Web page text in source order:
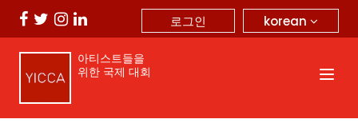
korean
로그인
아티스트들을
위한 국제 대회